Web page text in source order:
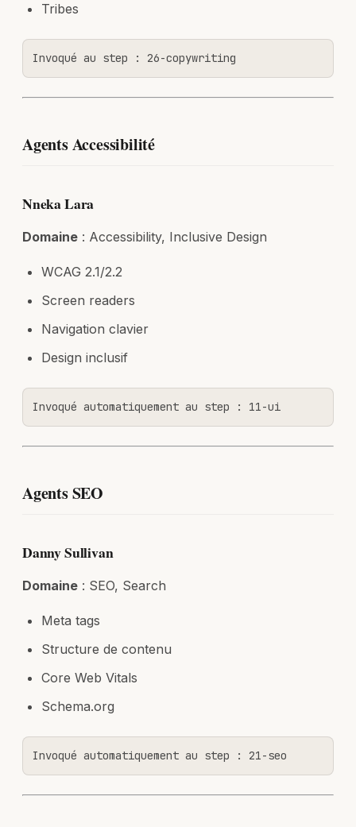
Tribes
Invoqué au step : 26-copywriting
Agents Accessibilité
Nneka Lara
Domaine : Accessibility, Inclusive Design
WCAG 2.1/2.2
Screen readers
Navigation clavier
Design inclusif
Invoqué automatiquement au step : 11-ui
Agents SEO
Danny Sullivan
Domaine : SEO, Search
Meta tags
Structure de contenu
Core Web Vitals
Schema.org
Invoqué automatiquement au step : 21-seo